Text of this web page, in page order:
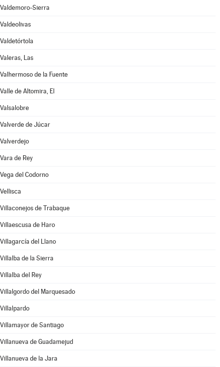
Valdemoro-Sierra
Valdeolivas
Valdetórtola
Valeras, Las
Valhermoso de la Fuente
Valle de Altomira, El
Valsalobre
Valverde de Júcar
Valverdejo
Vara de Rey
Vega del Codorno
Vellisca
Villaconejos de Trabaque
Villaescusa de Haro
Villagarcía del Llano
Villalba de la Sierra
Villalba del Rey
Villalgordo del Marquesado
Villalpardo
Villamayor de Santiago
Villanueva de Guadamejud
Villanueva de la Jara